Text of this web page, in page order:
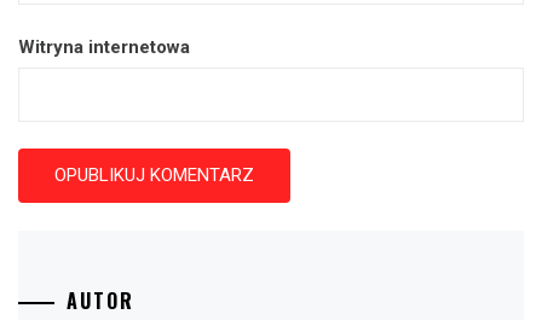
Witryna internetowa
AUTOR